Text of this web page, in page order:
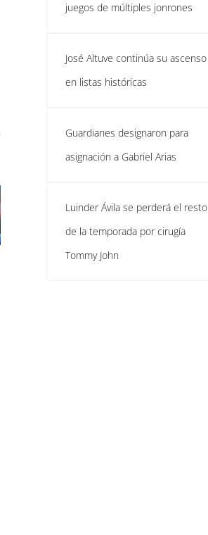
juegos de múltiples jonrones
José Altuve continúa su ascenso
en listas históricas
Guardianes designaron para
asignación a Gabriel Arias
Luinder Ávila se perderá el resto
de la temporada por cirugía
Tommy John